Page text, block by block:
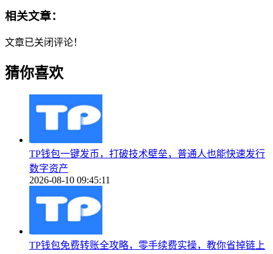
相关文章：
文章已关闭评论！
猜你喜欢
TP钱包一键发币，打破技术壁垒，普通人也能快速发行
数字资产
2026-08-10 09:45:11
TP钱包免费转账全攻略，零手续费实操，教你省掉链上